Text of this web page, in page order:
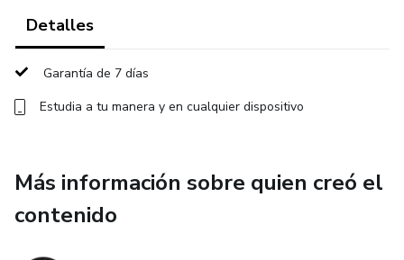
en tu rol de madre, profesional exitosa y mujer.
Identificarás y aprenderás a superar los obstáculos que
tu rol como profesional y como mujer.
autoliderazgo para tomar acción sobre los puntos que te
alejan de la vida completa que deseas para ti.
Detalles
Garantía de 7 días
Estudia a tu manera y en cualquier dispositivo
Más información sobre quien creó el
contenido